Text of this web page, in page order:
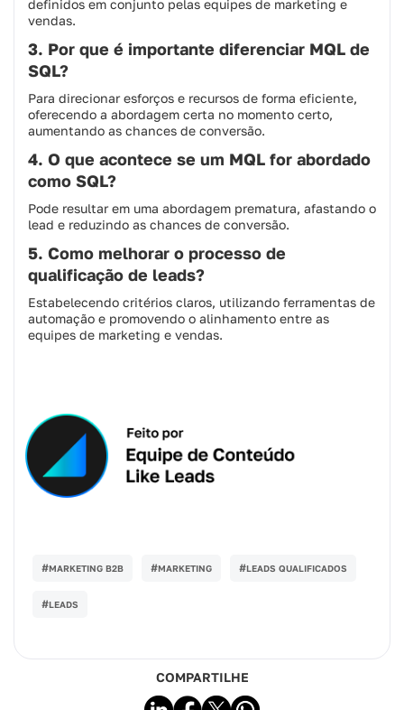
definidos em conjunto pelas equipes de marketing e
vendas.​
3. Por que é importante diferenciar MQL de
SQL?
Para direcionar esforços e recursos de forma eficiente,
oferecendo a abordagem certa no momento certo,
aumentando as chances de conversão.​
4. O que acontece se um MQL for abordado
como SQL?
Pode resultar em uma abordagem prematura, afastando o
lead e reduzindo as chances de conversão.​
5. Como melhorar o processo de
qualificação de leads?
Estabelecendo critérios claros, utilizando ferramentas de
automação e promovendo o alinhamento entre as
equipes de marketing e vendas.
#MARKETING B2B #MARKETING #LEADS QUALIFICADOS
#LEADS
COMPARTILHE